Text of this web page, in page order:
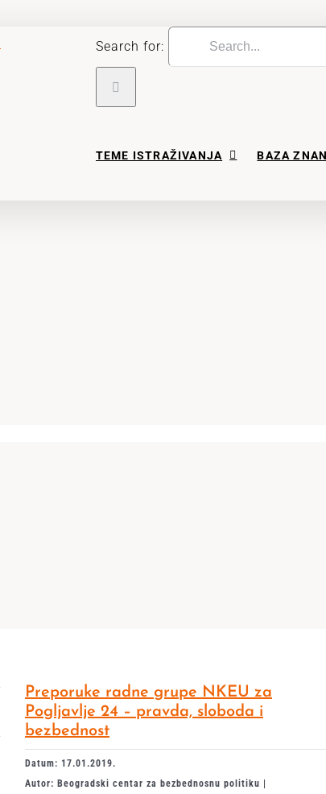
Search for:
TEME ISTRAŽIVANJA BAZA
Preporuke radne grupe NKEU za
Pogljavlje 24 – pravda, sloboda i
bezbednost
Datum: 17.01.2019.
Autor: Beogradski centar za bezbednosnu politiku |